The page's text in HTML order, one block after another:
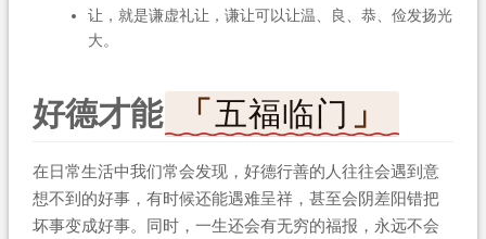
让，就是谦虚礼让，谦让可以让温、良、恭、俭发扬光
大。
好德才能 五福临门
在日常生活中我们常会发现，好德行善的人往往会遇到意
想不到的好事，有时候还能遇难呈祥，甚至会阴差阳错把
坏事变成好事。同时，一生还会有无穷的福报，永远不会